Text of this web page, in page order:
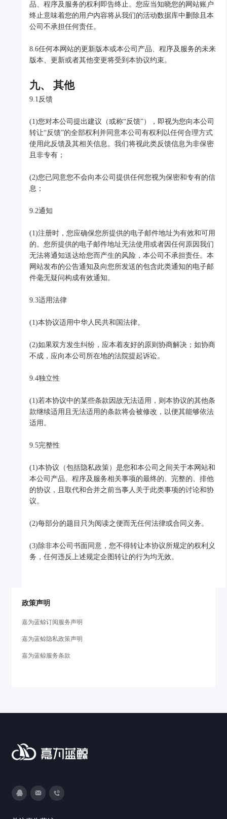
品、程序及服务的权利即告终止。您应当知晓您的网站账户
终止意味着您的用户内容将从我们的活动数据库中删除且本
公司不承担任何责任。
8.6任何本网站的更新版本或本公司产品、程序及服务的未来
版本、更新或者其他变更将受到本协议约束。
九、 其他
9.1反馈
(1)您对本公司提出建议（或称“反馈”），即视为您向本公司
转让“反馈”的全部权利并同意本公司有权利以任何合理方式
使用此反馈及其相关信息。我们将视此类反馈信息为非保密
且非专有；
(2)您已同意您不会向本公司提供任何您视为保密和专有的信
息；
9.2通知
(1)注册时，您应确保您所提供的电子邮件地址为有效和可用
的。您所提供的电子邮件地址无法使用或者因任何原因我们
无法将通知送达给您而产生的风险，本公司不承担责任。本
网站发布的公告通知及向您所发送的包含此类通知的电子邮
件毫无疑问构成有效通知。
9.3适用法律
(1)本协议适用中华人民共和国法律。
(2)如果双方发生纠纷，应本着友好的原则协商解决；如协商
不成，应向本公司所在地的法院提起诉讼。
9.4独立性
(1)若本协议中的某些条款因故无法适用，则本协议的其他条
款继续适用且无法适用的条款将会被修改，以便其能够依法
适用。
9.5完整性
(1)本协议（包括隐私政策）是您和本公司之间关于本网站和
本公司产品、程序及服务相关事项的最终的、完整的、排他
的协议，且取代和合并之前当事人关于此类事项的讨论和协
议。
(2)每部分的题目只为阅读之便而无任何法律或合同义务。
(3)除非本公司书面同意，您不得转让本协议所规定的权利义
务，任何违反上述规定企图转让的行为均无效。
政策声明
嘉为蓝鲸订阅服务声明
嘉为蓝鲸隐私政策声明
嘉为蓝鲸服务条款